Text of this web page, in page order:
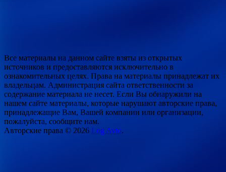
Все материалы на данном сайте взяты из открытых
источников и предоставляются исключительно в
ознакомительных целях. Права на материалы принадлежат их
владельцам. Администрация сайта ответственности за
содержание материала не несет. Если Вы обнаружили на
нашем сайте материалы, которые нарушают авторские права,
принадлежащие Вам, Вашей компании или организации,
пожалуйста, сообщите нам.
Авторские права © 2026 Log Avto.